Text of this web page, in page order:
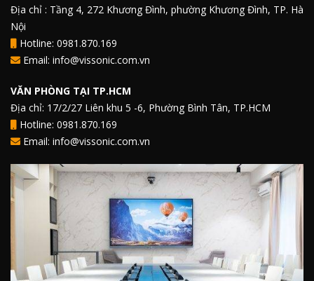
Địa chỉ : Tầng 4, 272 Khương Đình, phường Khương Đình, TP. Hà
Nội
Hotline: 0981.870.169
Email: info@vissonic.com.vn
VĂN PHÒNG TẠI TP.HCM
Địa chỉ: 17/2/27 Liên khu 5 -6, Phường Bình Tân, TP.HCM
Hotline: 0981.870.169
Email: info@vissonic.com.vn